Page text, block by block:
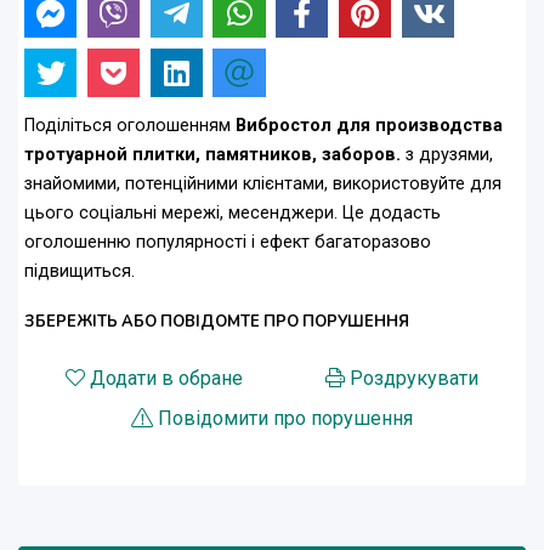
Поділіться оголошенням Вибростол для производства
тротуарной плитки, памятников, заборов. з друзями,
знайомими, потенційними клієнтами, використовуйте для
цього соціальні мережі, месенджери. Це додасть
оголошенню популярності і ефект багаторазово
підвищиться.
ЗБЕРЕЖІТЬ АБО ПОВІДОМТЕ ПРО ПОРУШЕННЯ
Додати в обране
Роздрукувати
Повідомити про порушення